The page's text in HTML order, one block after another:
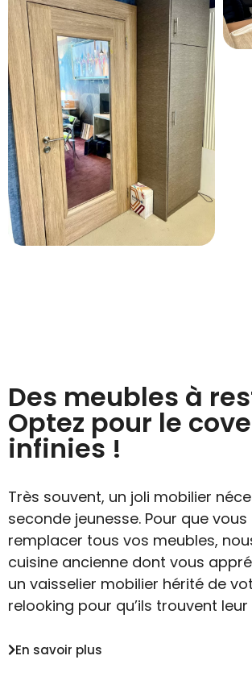
Des meubles à
Optez pour le
infinies !
Très souvent, un joli mobilier
seconde jeunesse. Pour que
remplacer tous vos meubles,
cuisine ancienne dont vous
un vaisselier mobilier hérité de
relooking pour qu’ils trouvent
En savoir plus